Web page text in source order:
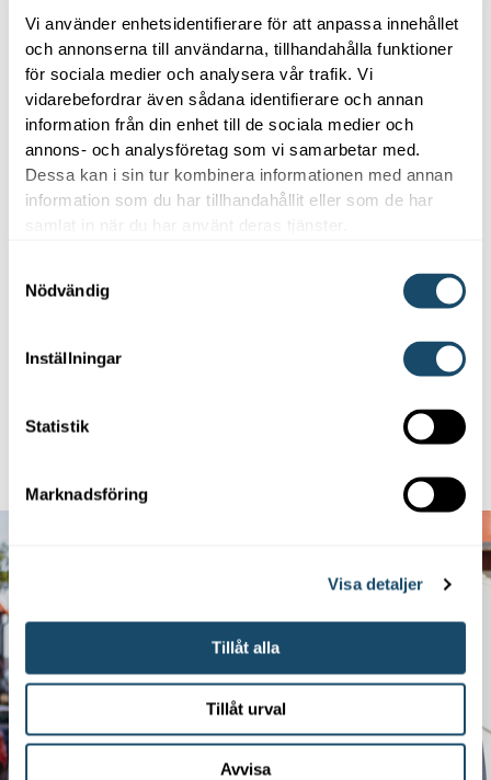
Vi använder enhetsidentifierare för att anpassa innehållet
och annonserna till användarna, tillhandahålla funktioner
för sociala medier och analysera vår trafik. Vi
vidarebefordrar även sådana identifierare och annan
information från din enhet till de sociala medier och
annons- och analysföretag som vi samarbetar med.
Dessa kan i sin tur kombinera informationen med annan
information som du har tillhandahållit eller som de har
samlat in när du har använt deras tjänster.
Nödvändig
Inställningar
Statistik
Marknadsföring
Visa detaljer
Tillåt alla
Tillåt urval
Avvisa
3. Offert
Du får en offert från Enwell
4. Frågor?
Vi finns här! Under hela processen finns våra
experter till hands för att svara på dina frågor och
Din framtidssäkrade värmepump installeras av en
av våra installatörer – redo att börja spara både